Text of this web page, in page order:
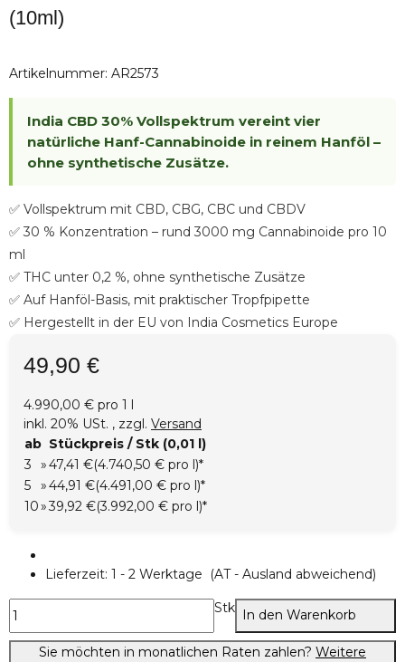
(10ml)
Artikelnummer: AR2573
India CBD 30% Vollspektrum vereint vier
natürliche Hanf-Cannabinoide in reinem Hanföl –
ohne synthetische Zusätze.
✅ Vollspektrum mit CBD, CBG, CBC und CBDV
✅ 30 % Konzentration – rund 3000 mg Cannabinoide pro 10
ml
✅ THC unter 0,2 %, ohne synthetische Zusätze
✅ Auf Hanföl-Basis, mit praktischer Tropfpipette
✅ Hergestellt in der EU von India Cosmetics Europe
49,90 €
4.990,00 € pro 1 l
inkl. 20% USt. , zzgl. Versand
ab Stückpreis / Stk (0,01 l)
3
»47,41 €(4.740,50 € pro l)*
5
»44,91 €(4.491,00 € pro l)*
10»39,92 €(3.992,00 € pro l)*
Lieferzeit: 1 - 2 Werktage (AT - Ausland abweichend)
Stk In den Warenkorb
Sie möchten in monatlichen Raten zahlen? Weitere